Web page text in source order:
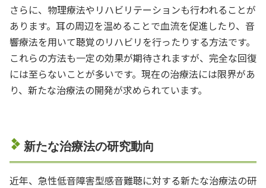
さらに、物理療法やリハビリテーションも行われることが
あります。耳の周辺を温めることで血流を促進したり、音
響療法を用いて聴覚のリハビリを行ったりする方法です。
これらの方法も一定の効果が期待されますが、完全な回復
には至らないことが多いです。現在の治療法には限界があ
り、新たな治療法の開発が求められています。
新たな治療法の研究動向
近年、急性低音障害型感音難聴に対する新たな治療法の研